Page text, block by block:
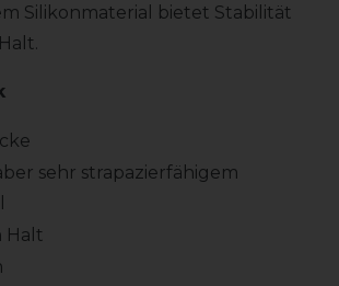
Silikonmaterial bietet Stabilität
sehr strapazierfähigem
Halt